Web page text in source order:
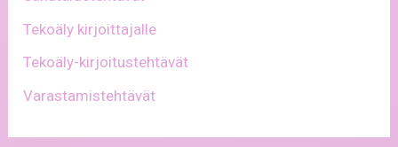
Tekoäly kirjoittajalle
Tekoäly-kirjoitustehtävät
Varastamistehtävät